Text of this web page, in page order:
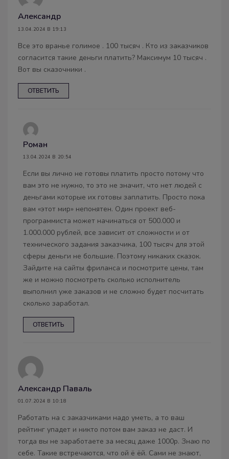
Александр
13.04.2024 В 19:13
Все это вранье голимое . 100 тысяч . Кто из заказчиков
согласится такие деньги платить? Максимум 10 тысяч .
Вот вы сказочники .
ОТВЕТИТЬ
Роман
13.04.2024 В 20:54
Если вы лично не готовы платить просто потому что
вам это не нужно, то это не значит, что нет людей с
деньгами которые их готовы заплатить. Просто пока
вам «этот мир» непонятен. Один проект веб-
программиста может начинаться от 500.000 и
1.000.000 рублей, все зависит от сложности и от
технического задания заказчика, 100 тысяч для этой
сферы деньги не большие. Поэтому никаких сказок.
Зайдите на сайты фриланса и посмотрите цены, там
же и можно посмотреть сколько исполнитель
выполнил уже заказов и не сложно будет посчитать
сколько заработал.
ОТВЕТИТЬ
Александр Паваль
01.07.2024 В 10:18
Работать на с заказчиками надо уметь, а то ваш
рейтинг упадет и никто потом вам заказ не даст. И
тогда вы не заработаете за месяц даже 1000р. Знаю по
себе. Такие встречаются, что ой ё ёй. Сами не знают,